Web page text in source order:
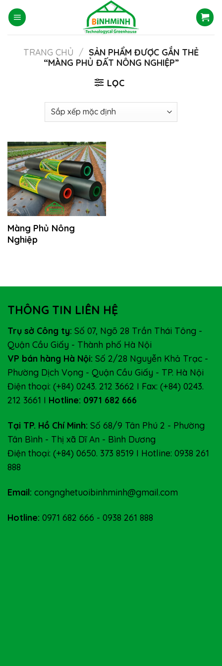
Skip
content
TRANG CHỦ / SẢN PHẨM ĐƯỢC GẮN THẺ
“MÀNG PHỦ ĐẤT NÔNG NGHIỆP”
LỌC
Màng Phủ Nông
Nghiệp
THÔNG TIN LIÊN HỆ
Trụ sở Công ty: Số 07, Ngõ 28 Trần Thái Tông -
Quận Cầu Giấy - Thành phố Hà Nội
VP bán hàng Hà Nội: Số 2/28 Nguyễn Khả Trạc -
Phường Dịch Vọng - Quận Cầu Giấy - TP. Hà Nội
Điện thoại: (+84) 0243. 212 3662 I Fax: (+84) 0243.
212 3661 I Hotline: 0971 682 666
Tại TP. Hồ Chí Minh: Số 68/9 Tân Phú 2 - Phường
Tân Bình - Thị xã Dĩ An - Bình Dương
Điện thoại: (+84) 0650. 373 8519 I Hotline: 0938 261
888
Email: congnghetuoibinhminh@gmail.com
Hotline: 0971 682 666 - 0938 261 888